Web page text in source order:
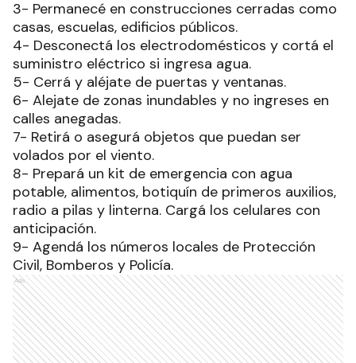
3- Permanecé en construcciones cerradas como
casas, escuelas, edificios públicos.
4- Desconectá los electrodomésticos y cortá el
suministro eléctrico si ingresa agua.
5- Cerrá y aléjate de puertas y ventanas.
6- Alejate de zonas inundables y no ingreses en
calles anegadas.
7- Retirá o asegurá objetos que puedan ser
volados por el viento.
8- Prepará un kit de emergencia con agua
potable, alimentos, botiquín de primeros auxilios,
radio a pilas y linterna. Cargá los celulares con
anticipación.
9- Agendá los números locales de Protección
Civil, Bomberos y Policía.
Ads